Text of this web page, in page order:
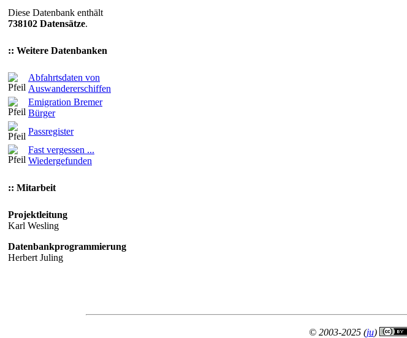
Diese Datenbank enthält
738102 Datensätze.
:: Weitere Datenbanken
Abfahrtsdaten von
Auswandererschiffen
Emigration Bremer
Bürger
Passregister
Fast vergessen ...
Wiedergefunden
:: Mitarbeit
Projektleitung
Karl Wesling
Datenbankprogrammierung
Herbert Juling
© 2003-2025 (ju)